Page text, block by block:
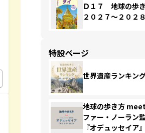
Ｄ１７ 地球の歩
２０２７～２０２８
特設ページ
世界遺産ランキン
地球の歩き方
ファー・ノーラン
『オデュッセイア』